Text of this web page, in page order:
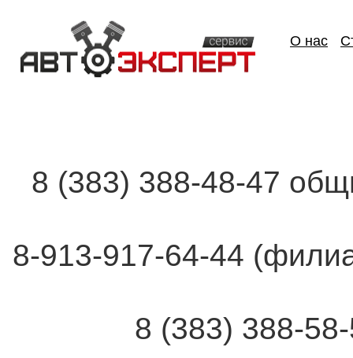
О нас
8 (383) 388-48-47
8-913-917-64-44
8 (383) 388-